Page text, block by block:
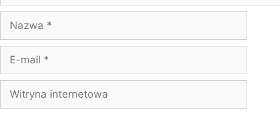
Nazwa
Witryna
internetowa